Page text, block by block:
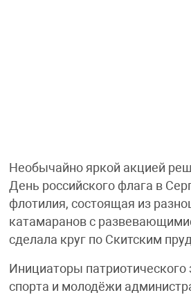
Необычайно яркой акцией
День российского флага в
флотилия, состоящая из
катамаранов с
сделала круг по Скитским
Инициаторы
спорта и молодёжи